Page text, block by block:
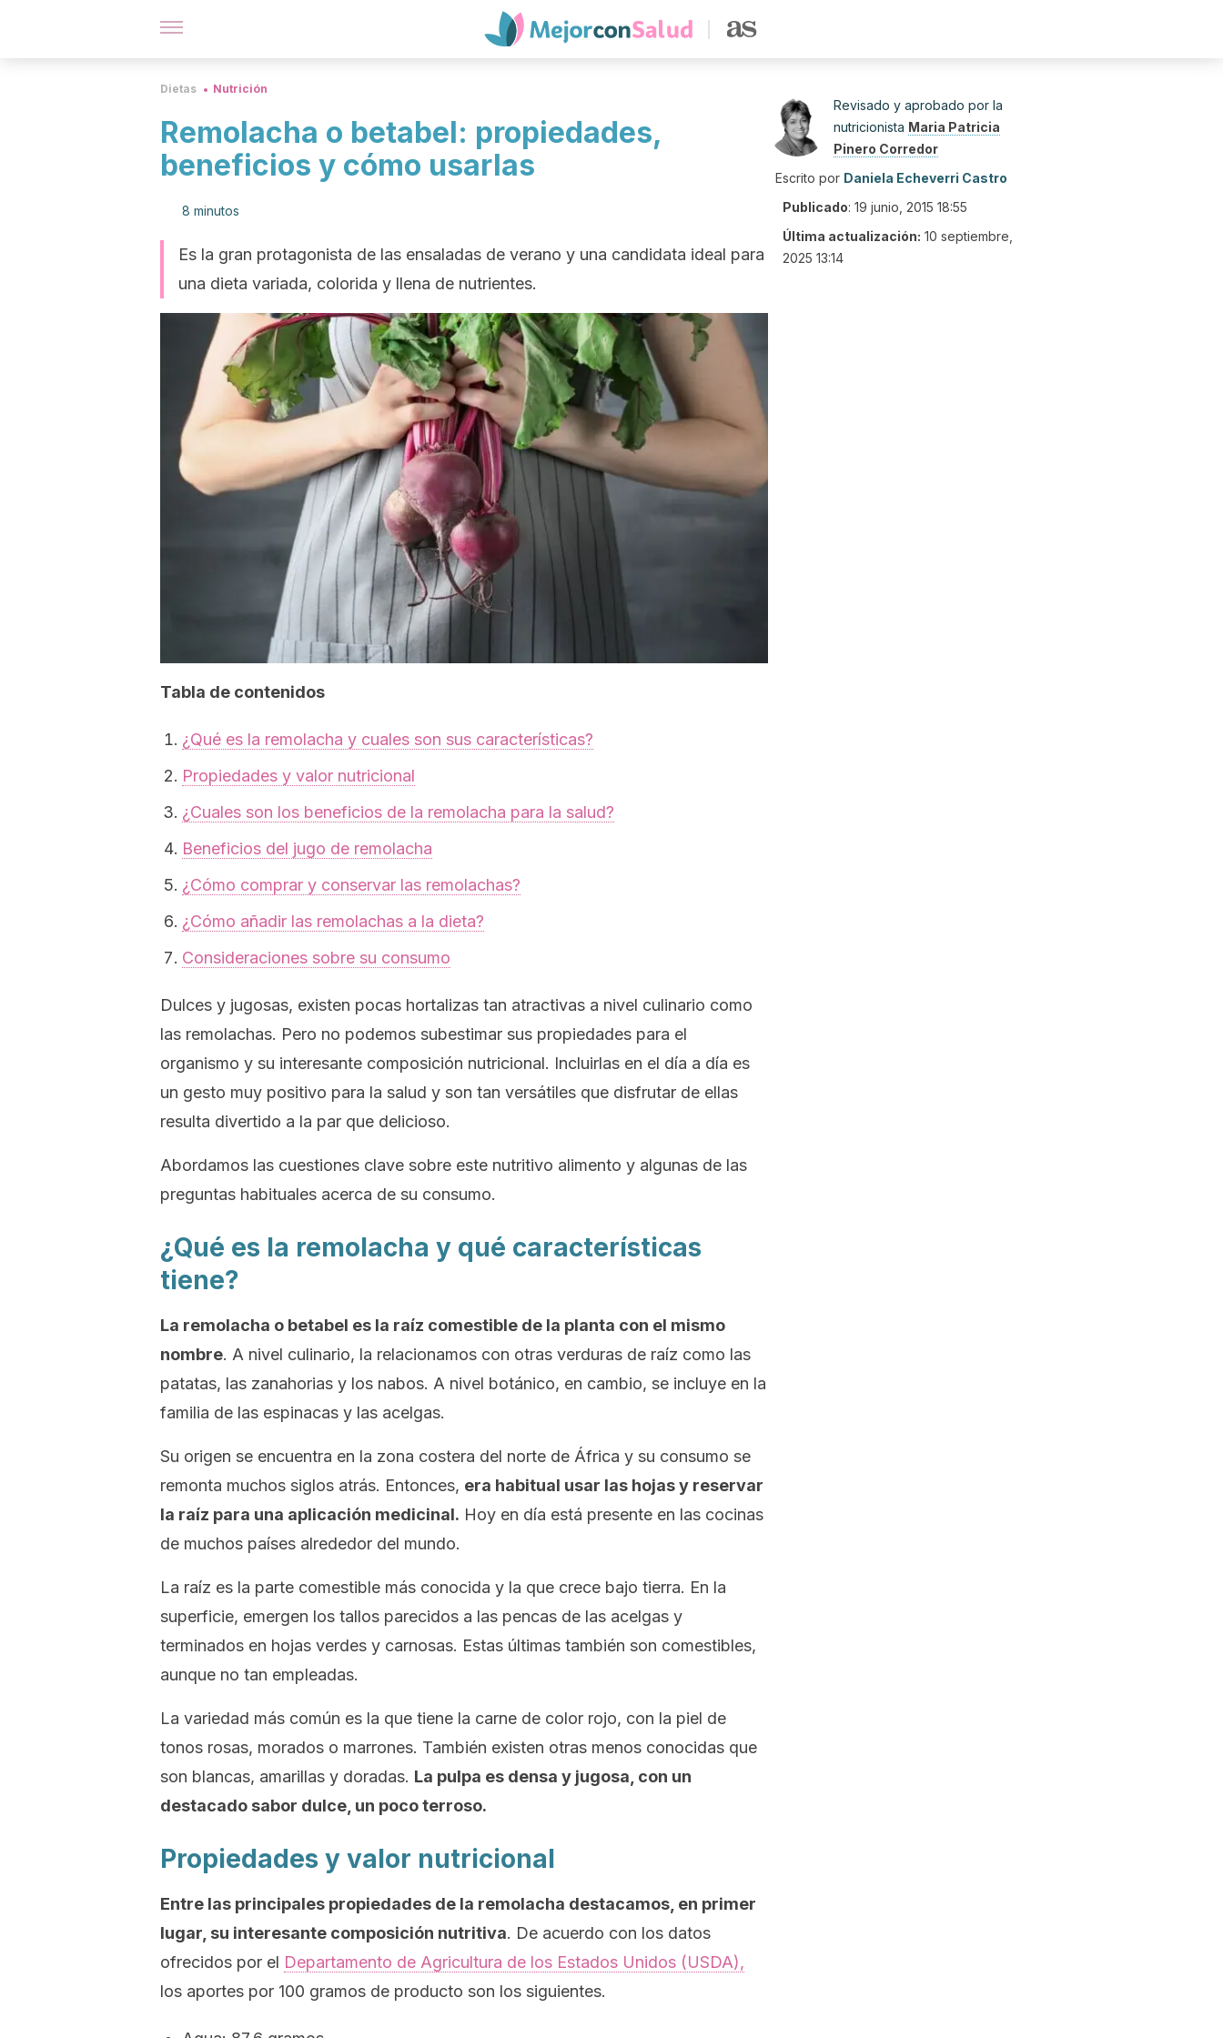
Dietas Nutrición
Remolacha o betabel: propiedades,
beneficios y cómo usarlas
8 minutos
Es la gran protagonista de las ensaladas de verano y una candidata ideal para
una dieta variada, colorida y llena de nutrientes.
Tabla de contenidos
¿Qué es la remolacha y cuales son sus características?
Propiedades y valor nutricional
¿Cuales son los beneficios de la remolacha para la salud?
Beneficios del jugo de remolacha
¿Cómo comprar y conservar las remolachas?
¿Cómo añadir las remolachas a la dieta?
Consideraciones sobre su consumo
Dulces y jugosas, existen pocas hortalizas tan atractivas a nivel culinario como
las remolachas. Pero no podemos subestimar sus propiedades para el
organismo y su interesante composición nutricional. Incluirlas en el día a día es
un gesto muy positivo para la salud y son tan versátiles que disfrutar de ellas
resulta divertido a la par que delicioso.
Abordamos las cuestiones clave sobre este nutritivo alimento y algunas de las
preguntas habituales acerca de su consumo.
¿Qué es la remolacha y qué características
tiene?
La remolacha o betabel es la raíz comestible de la planta con el mismo
nombre. A nivel culinario, la relacionamos con otras verduras de raíz como las
patatas, las zanahorias y los nabos. A nivel botánico, en cambio, se incluye en la
familia de las espinacas y las acelgas.
Su origen se encuentra en la zona costera del norte de África y su consumo se
remonta muchos siglos atrás. Entonces, era habitual usar las hojas y reservar
la raíz para una aplicación medicinal. Hoy en día está presente en las cocinas
de muchos países alrededor del mundo.
La raíz es la parte comestible más conocida y la que crece bajo tierra. En la
superficie, emergen los tallos parecidos a las pencas de las acelgas y
terminados en hojas verdes y carnosas. Estas últimas también son comestibles,
aunque no tan empleadas.
La variedad más común es la que tiene la carne de color rojo, con la piel de
tonos rosas, morados o marrones. También existen otras menos conocidas que
son blancas, amarillas y doradas. La pulpa es densa y jugosa, con un
destacado sabor dulce, un poco terroso.
Propiedades y valor nutricional
Entre las principales propiedades de la remolacha destacamos, en primer
lugar, su interesante composición nutritiva. De acuerdo con los datos
ofrecidos por el Departamento de Agricultura de los Estados Unidos (USDA),
los aportes por 100 gramos de producto son los siguientes.
Revisado y aprobado por la
nutricionista Maria Patricia
Pinero Corredor
Escrito por Daniela Echeverri Castro
Publicado: 19 junio, 2015 18:55
Última actualización: 10 septiembre,
2025 13:14